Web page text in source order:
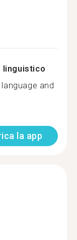
linguistico
and
la app